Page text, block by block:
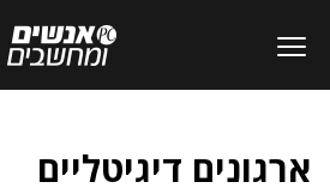
ארגונים דיגיטליים